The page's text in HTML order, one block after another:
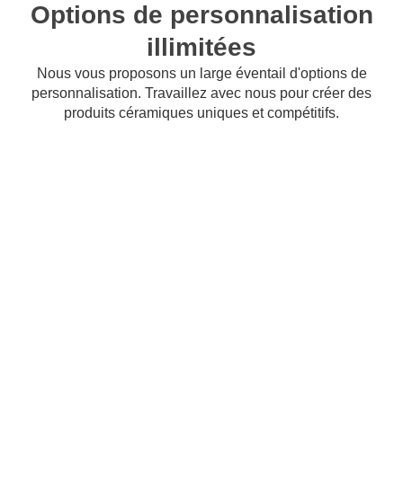
Options de personnalisation
illimitées
Nous vous proposons un large éventail d'options de
personnalisation. Travaillez avec nous pour créer des
produits céramiques uniques et compétitifs.